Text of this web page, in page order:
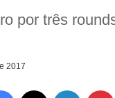
por três
2017